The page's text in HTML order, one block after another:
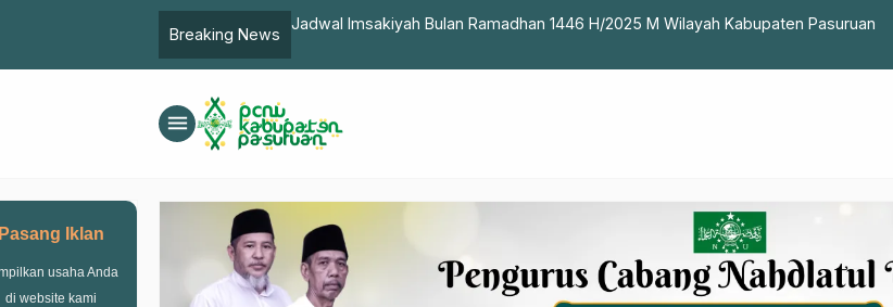
Breaking News
Jadwal Imsakiyah Bulan Ramadhan 1446 H/2025 M Wilayah Kabupaten Pasuruan
menu
Iklan
usaha Anda
di website kami